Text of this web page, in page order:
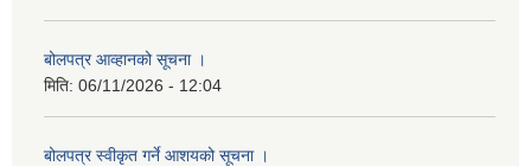
बोलपत्र आव्हानको सूचना ।
मिति: 06/11/2026 - 12:04
बोलपत्र स्वीकृत गर्ने आशयको सूचना ।